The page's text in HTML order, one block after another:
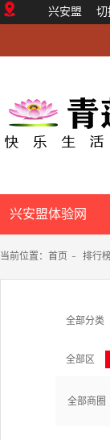
兴安盟 切
兴安盟体验网
当前位置： 首页 - 排行
全部分类
全部区
全部商圈